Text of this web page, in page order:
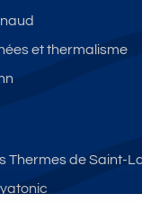
et thermalisme
Thermes de Saint-